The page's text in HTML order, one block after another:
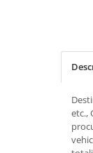
Sisteme de
Sisteme
Sisteme
etc.,